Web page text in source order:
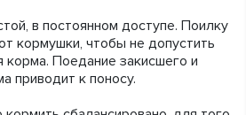
в постоянном доступе. Поилку
кормушки, чтобы не допустить
корма. Поедание закисшего и
приводит к поносу.